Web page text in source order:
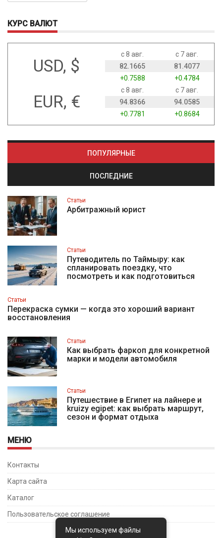
КУРС ВАЛЮТ
USD, $
с 8 авг.
с 7 авг.
82.1665
81.4077
+0.7588
+0.4784
EUR, €
с 8 авг.
с 7 авг.
94.8366
94.0585
+0.7781
+0.8684
ПОПУЛЯРНЫЕ
ПОСЛЕДНИЕ
Статьи
Арбитражный юрист
Статьи
Путеводитель по Таймыру: как
спланировать поездку, что
посмотреть и как подготовиться
Статьи
Перекраска сумки — когда это хороший вариант
восстановления
Статьи
Как выбрать фаркоп для конкретной
марки и модели автомобиля
Статьи
Путешествие в Египет на лайнере и
kruizy egipet: как выбрать маршрут,
сезон и формат отдыха
МЕНЮ
Контакты
Карта сайта
Каталог
Пользовательское соглашение
Мы используем файлы